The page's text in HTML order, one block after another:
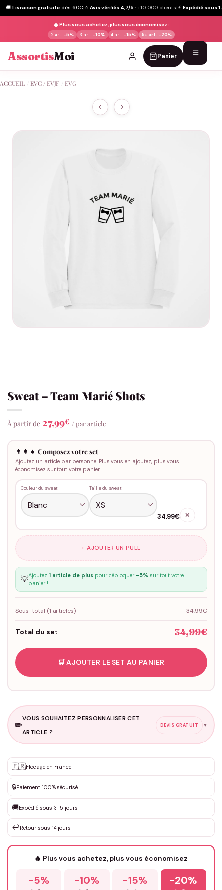
🚚 Livraison gratuite dès 60€|⭐ Avis vérifiés 4,7/5 · +10 000 clients|⚡ Expédié sous
🔥Plus vous achetez, plus vous économisez :
2 art. -5% 3 art. -10% 4 art. -15% 5+ art. -20%
AssortisMoi Panier
au
ACCUEIL EVG / EVJF EVG
Sweat – Team Marié Shots
À partir de 27,99€ / par article
👨‍👩‍👧 Composez votre set
Ajoutez un article par personne. Plus vous en ajoutez, plus vous
économisez sur tout votre panier.
Couleur du sweat Taille du sweat
34,99€ ✕
+ AJOUTER UN PULL
💡Ajoutez 1 article de pluspour débloquer -5% sur tout votre
panier !
Sous-total (1 articles) 34,99€
Total du set 34,99€
🛒 AJOUTER LE SET AU PANIER
✏️
VOUS SOUHAITEZ PERSONNALISER CET
ARTICLE ?
DEVIS GRATUIT ▼
✨ Personnalisation sur mesure
DEVIS GRATUIT · Personnalisation de 3 à 10€ selon la demande
Que souhaitez-vous ?*
Votre texte / idée*
Prénom*
🇫🇷Flocage en France
🔒Paiement 100% sécurisé
🚚Expédié sous 3-5 jours
↩️Retour sous 14 jours
🔥 Plus vous achetez, plus vous économisez
-5% -10% -15% -20%